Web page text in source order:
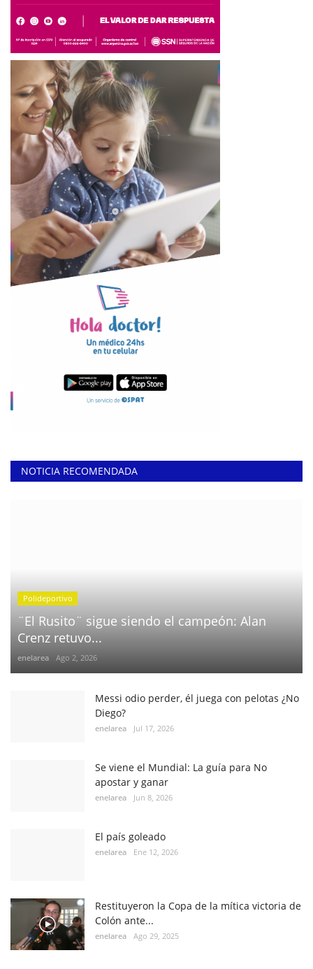
NOTICIA RECOMENDADA
Polideportivo
¨El Rusito¨ sigue siendo el campeón: Alan
Crenz retuvo...
enelarea Ago 2, 2026
Messi odio perder, él juega con pelotas ¿No
Diego?
enelarea Jul 17, 2026
Se viene el Mundial: La guía para No
apostar y ganar
enelarea Jun 8, 2026
El país goleado
enelarea Ene 12, 2026
Restituyeron la Copa de la mítica victoria de
Colón ante...
enelarea Ago 29, 2025